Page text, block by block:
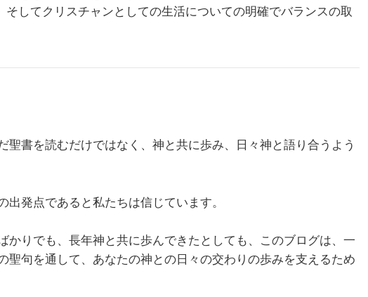
そしてクリスチャンとしての生活についての明確でバランスの取
聖書を読むだけではなく、神と共に歩み、日々神と語り合うよう
発点であると私たちは信じています。
かりでも、長年神と共に歩んできたとしても、このブログは、一
聖句を通して、あなたの神との日々の交わりの歩みを支えるため